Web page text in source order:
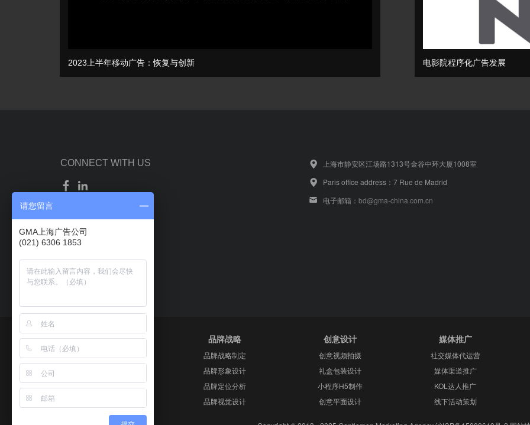
2023上半年移动广告：恢复与创新 电影院程序化广告发展
CONNECT WITH US
上海市静安区江场路1313号金谷中环大厦1008室
Paris office address：7 Rue de Madrid
电子邮箱： bd@gma-china.com.cn
数字营销全案
线上口碑传播
品牌战略
品牌战略制定
品牌形象设计
品牌定位分析
品牌视觉设计
创意设计
创意视频拍摄
礼盒包装设计
小程序H5制作
创意平面设计
媒体推广
社交媒体代运营
媒体渠道推广
KOL达人推广
线下活动策划
请您留言
GMA上海广告公司
(021) 6306 1853